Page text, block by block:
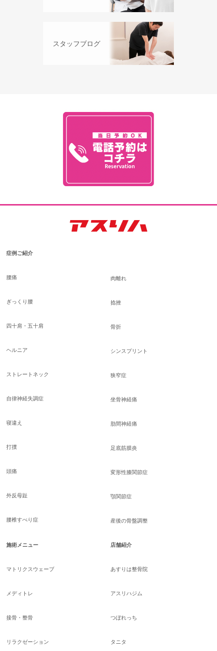
スタッフブログ
症例ご紹介
腰痛
ぎっくり腰
四十肩・五十肩
ヘルニア
ストレートネック
自律神経失調症
寝違え
打撲
頭痛
外反母趾
腰椎すべり症
肉離れ
捻挫
骨折
シンスプリント
狭窄症
坐骨神経痛
肋間神経痛
足底筋膜炎
変形性膝関節症
顎関節症
産後の骨盤調整
施術メニュー
マトリクスウェーブ
メディトレ
接骨・整骨
リラクゼーション
店舗紹介
あすりは整骨院
アスリハジム
つぼれっち
タニタ